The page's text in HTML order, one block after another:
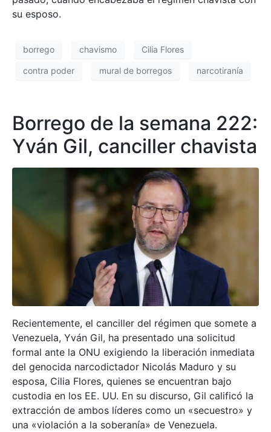
su esposo.
borrego chavismo Cilia Flores
contra poder mural de borregos narcotiranía
Borrego de la semana 222:
Yván Gil, canciller chavista
Recientemente, el canciller del régimen que somete a
Venezuela, Yván Gil, ha presentado una solicitud
formal ante la ONU exigiendo la liberación inmediata
del genocida narcodictador Nicolás Maduro y su
esposa, Cilia Flores, quienes se encuentran bajo
custodia en los EE. UU. En su discurso, Gil calificó la
extracción de ambos líderes como un «secuestro» y
una «violación a la soberanía» de Venezuela.